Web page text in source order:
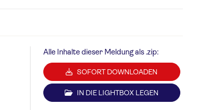
Alle Inhalte dieser Meldung als .zip:
SOFORT DOWNLOADEN
IN DIE LIGHTBOX LEGEN